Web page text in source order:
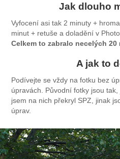
Jak dlouho
Vyfocení asi tak 2 minuty +
minut + retuše a doladění v
Celkem to zabralo necelých 20
A jak to
Podívejte se vždy na fotku bez
úpravách. Původní fotky jsou
jsem na nich překryl SPZ, jinak
úprav.